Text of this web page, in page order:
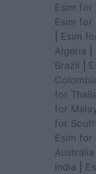
Esim for
Esim for
Esim
Algeria
Brazil
for
for
for
Esim for
Australia
India